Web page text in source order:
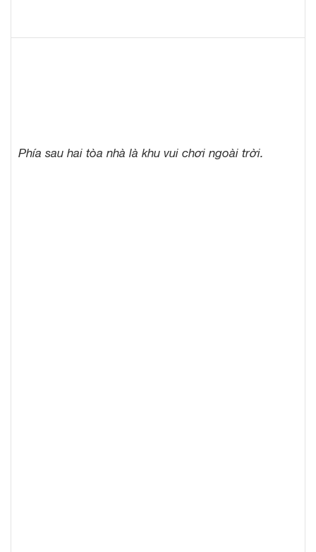
Phía sau hai tòa nhà là khu vui chơi ngoài trời.